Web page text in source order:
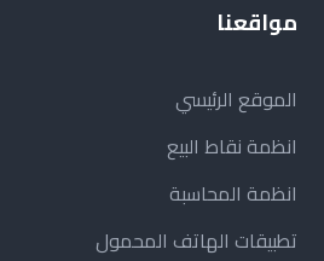
مواقعنا
الموقع الرئيسي
انظمة نقاط البيع
انظمة المحاسبة
تطبيقات الهاتف المحمول